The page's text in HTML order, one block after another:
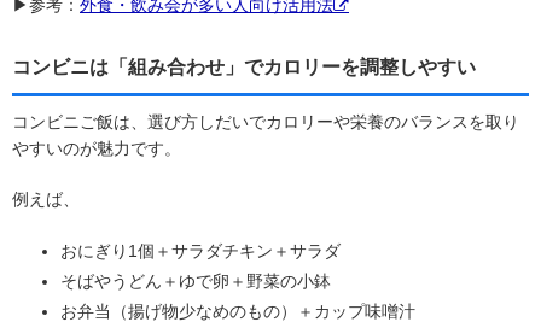
▶参考： 外食・飲み会が多い人向け活用法
コンビニは「組み合わせ」でカロリーを調整しやすい
コンビニご飯は、選び方しだいでカロリーや栄養のバランスを取り
やすいのが魅力です。
例えば、
おにぎり1個＋サラダチキン＋サラダ
そばやうどん＋ゆで卵＋野菜の小鉢
お弁当（揚げ物少なめのもの）＋カップ味噌汁